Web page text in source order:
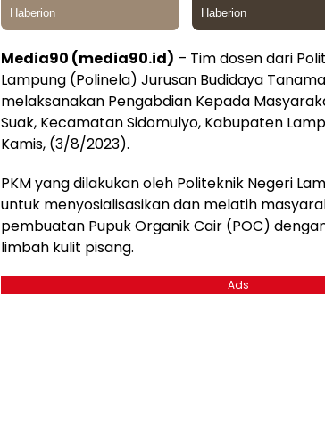
Media90 (media90.id) – Tim dosen dari
Lampung (Polinela) Jurusan Budidaya
melaksanakan Pengabdian Kepada
Suak, Kecamatan Sidomulyo, Kabupaten
Kamis, (3/8/2023).
PKM yang dilakukan oleh Politeknik Negeri
untuk menyosialisasikan dan melatih
pembuatan Pupuk Organik Cair (POC)
limbah kulit pisang.
Ads